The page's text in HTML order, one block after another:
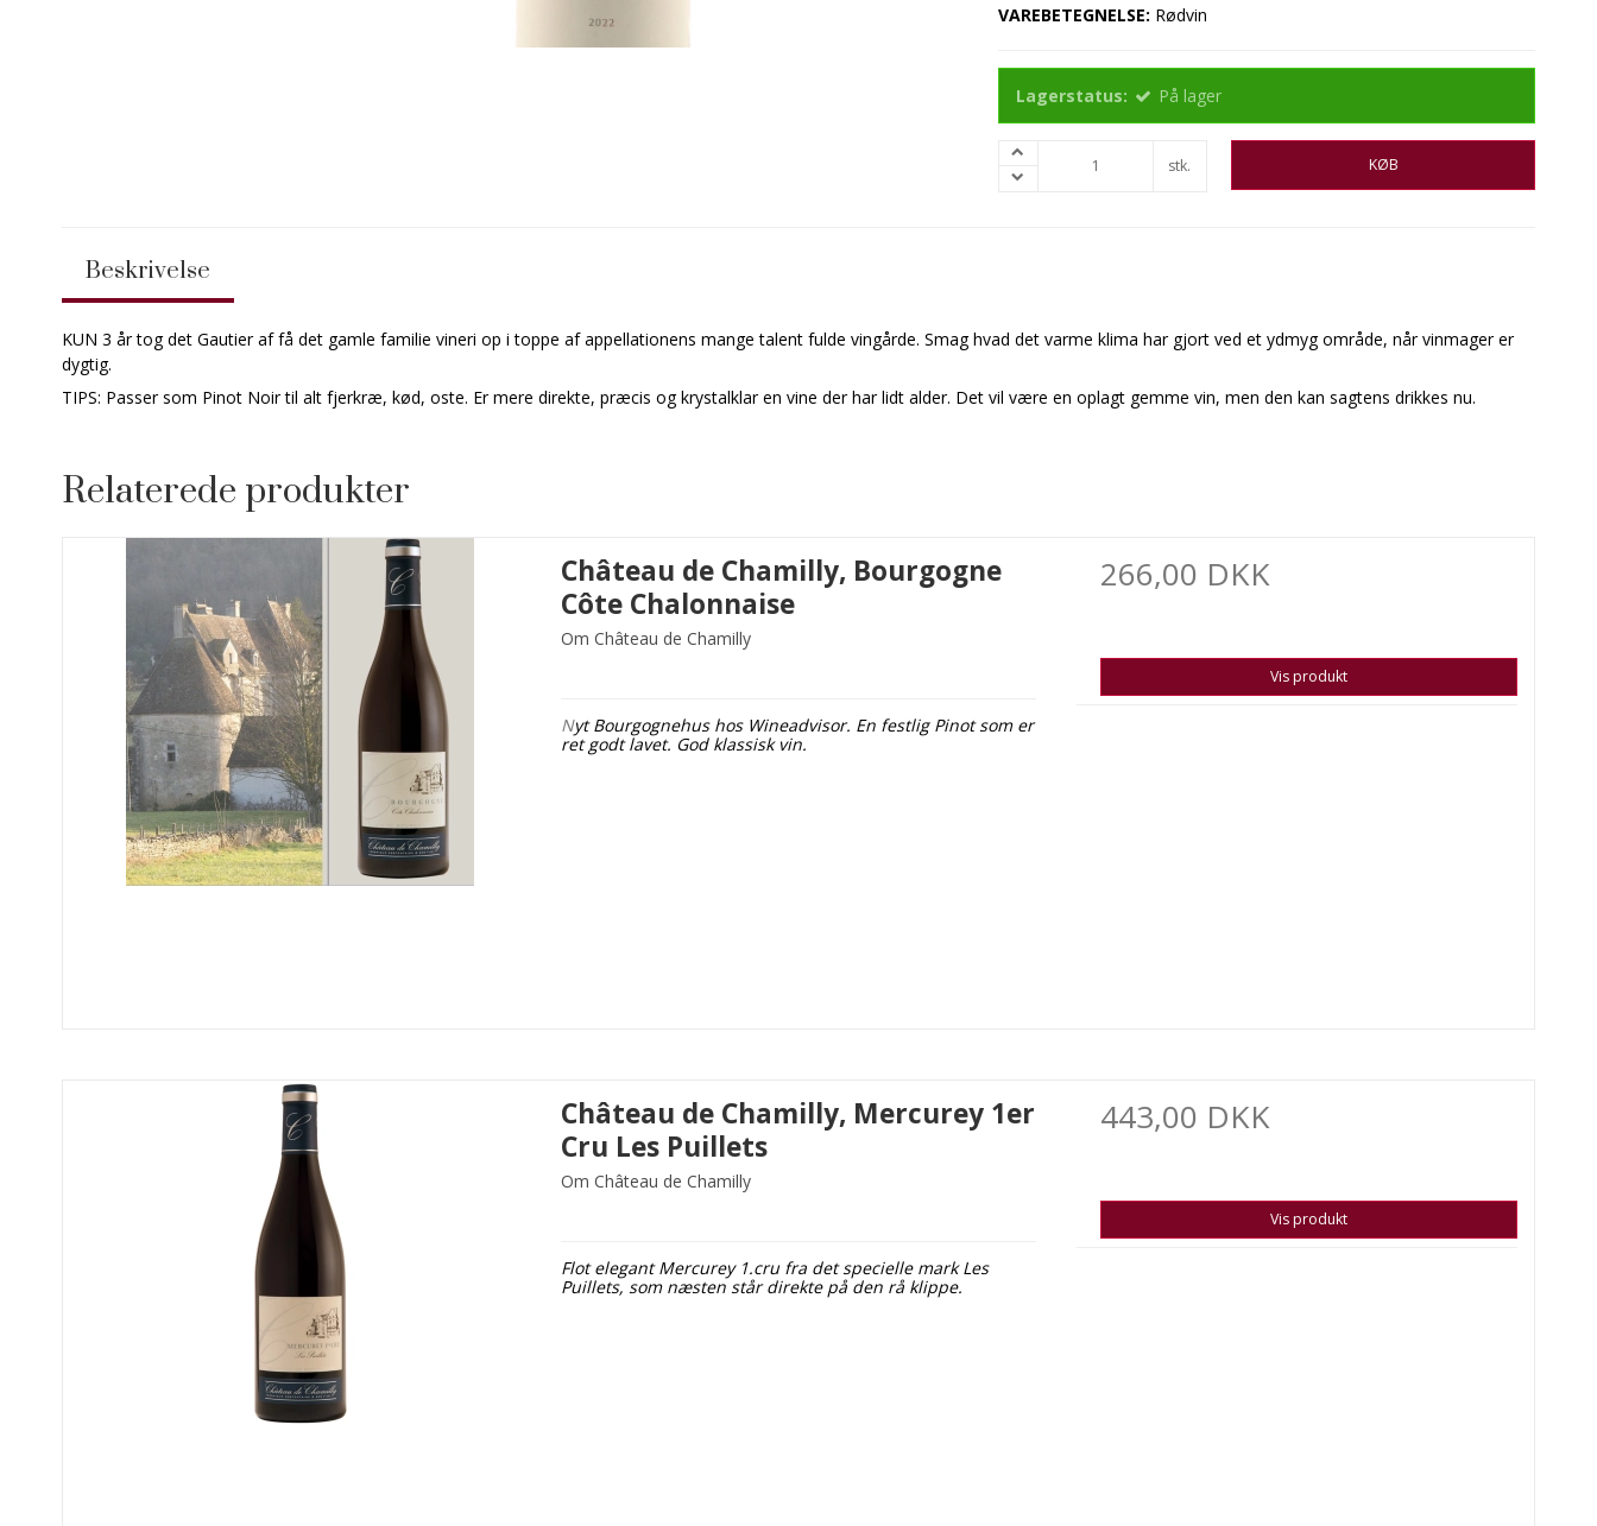
VAREBETEGNELSE: Rødvin
Lagerstatus: På lager
stk. KØB
Beskrivelse
KUN 3 år tog det Gautier af få det gamle familie vineri op i toppe af appellationens mange talent fulde vingårde. Smag hvad det varme klima har gjort ved et ydmyg område, når vinmager er
dygtig.
TIPS: Passer som Pinot Noir til alt fjerkræ, kød, oste. Er mere direkte, præcis og krystalklar en vine der har lidt alder. Det vil være en oplagt gemme vin, men den kan sagtens drikkes nu.
Relaterede produkter
Château de Chamilly, Bourgogne
Côte Chalonnaise
Om Château de Chamilly
Nyt Bourgognehus hos Wineadvisor. En festlig Pinot som er
ret godt lavet. God klassisk vin.
266,00 DKK
Vis produkt
Château de Chamilly, Mercurey 1er
Cru Les Puillets
Om Château de Chamilly
Flot elegant Mercurey 1.cru fra det specielle mark Les
Puillets, som næsten står direkte på den rå klippe.
443,00 DKK
Vis produkt